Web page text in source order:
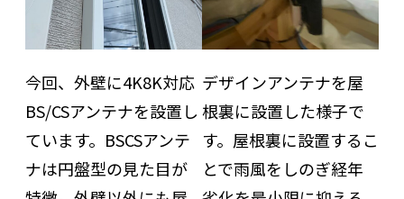
今回、外壁に4K8K対応
BS/CSアンテナを設置し
ています。BSCSアンテ
ナは円盤型の見た目が
デザインアンテナを屋
根裏に設置した様子で
す。屋根裏に設置するこ
とで雨風をしのぎ経年